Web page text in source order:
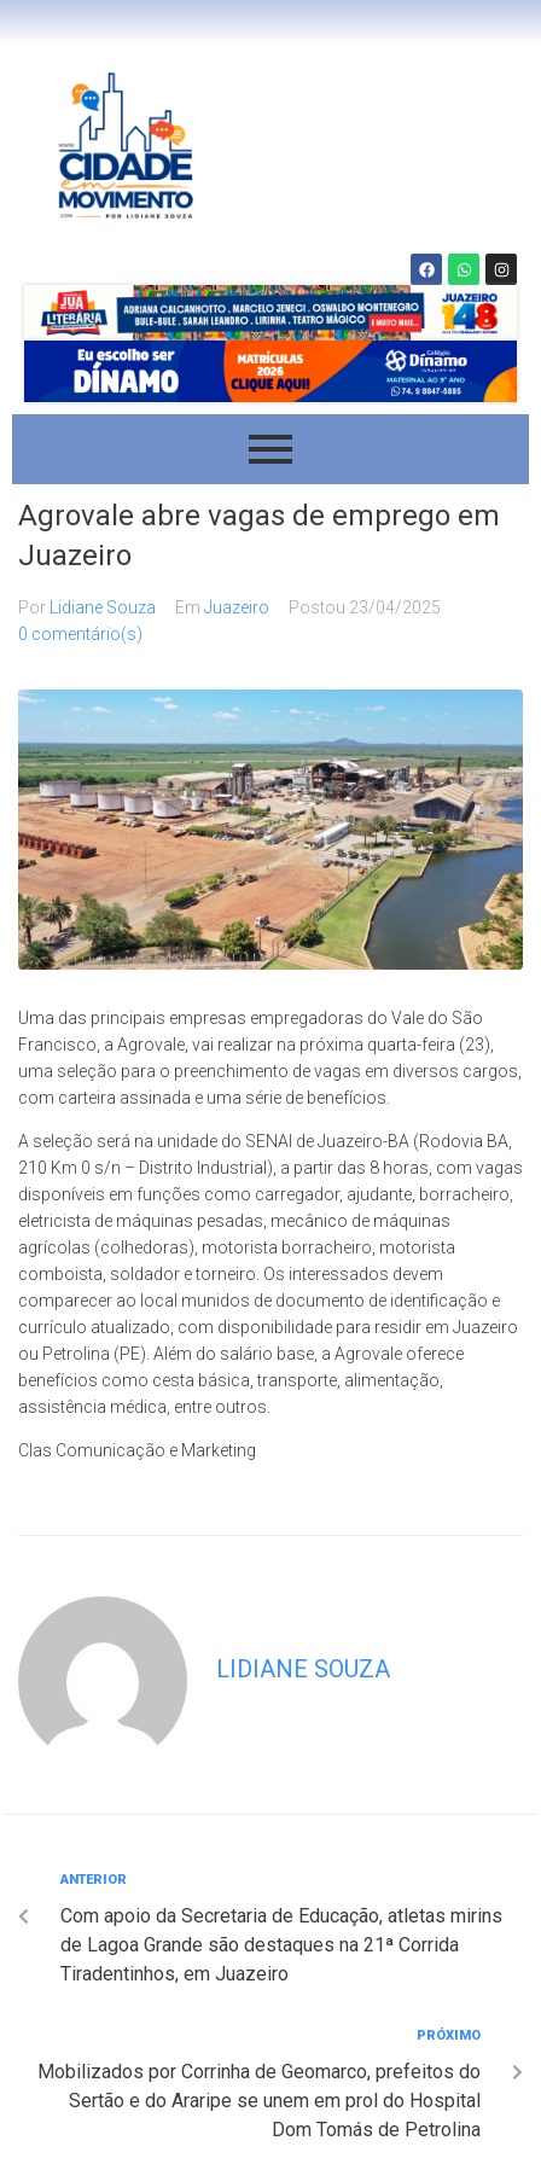
Agrovale abre vagas de emprego em
Juazeiro
Por Lidiane Souza Em Juazeiro Postou 23/04/2025
0 comentário(s)
Uma das principais empresas empregadoras do Vale do São
Francisco, a Agrovale, vai realizar na próxima quarta-feira (23),
uma seleção para o preenchimento de vagas em diversos cargos,
com carteira assinada e uma série de benefícios.
A seleção será na unidade do SENAI de Juazeiro-BA (Rodovia BA,
210 Km 0 s/n – Distrito Industrial), a partir das 8 horas, com vagas
disponíveis em funções como carregador, ajudante, borracheiro,
eletricista de máquinas pesadas, mecânico de máquinas
agrícolas (colhedoras), motorista borracheiro, motorista
comboista, soldador e torneiro. Os interessados devem
comparecer ao local munidos de documento de identificação e
currículo atualizado, com disponibilidade para residir em Juazeiro
ou Petrolina (PE). Além do salário base, a Agrovale oferece
benefícios como cesta básica, transporte, alimentação,
assistência médica, entre outros.
Clas Comunicação e Marketing
LIDIANE SOUZA
ANTERIOR
Com apoio da Secretaria de Educação, atletas mirins
de Lagoa Grande são destaques na 21ª Corrida
Tiradentinhos, em Juazeiro
PRÓXIMO
Mobilizados por Corrinha de Geomarco, prefeitos do
Sertão e do Araripe se unem em prol do Hospital
Dom Tomás de Petrolina